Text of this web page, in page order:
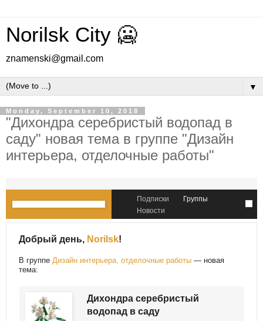
Norilsk City 🥶
znamenski@gmail.com
▼
Monday, September 10, 2018
"Дихондра серебристый водопад в
саду" новая тема в группе "Дизайн
интерьера, отделочные работы"
Подписки
Группы
Новости
Добрый день, Norilsk!
В группе Дизайн интерьера, отделочные работы — новая
тема:
Дихондра серебристый
водопад в саду